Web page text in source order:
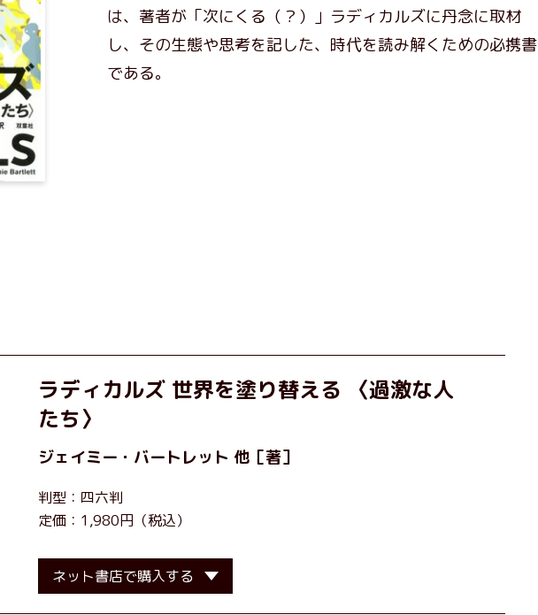
は、著者が「次にくる（？）」ラディカルズに丹念に取材
し、その生態や思考を記した、時代を読み解くための必携書
である。
ラディカルズ 世界を塗り替える 〈過激な人
たち〉
ジェイミー・バートレット 他［著］
判型：四六判
定価：1,980円（税込）
ネット書店で購入する